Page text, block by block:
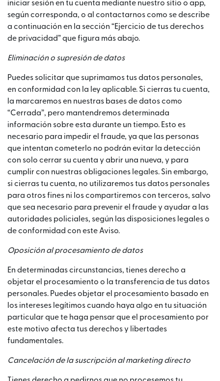
iniciar sesión en tu cuenta mediante nuestro sitio o app,
según corresponda, o al contactarnos como se describe
a continuación en la sección “Ejercicio de tus derechos
de privacidad” que figura más abajo.
Eliminación o supresión de datos
Puedes solicitar que suprimamos tus datos personales,
en conformidad con la ley aplicable. Si cierras tu cuenta,
la marcaremos en nuestras bases de datos como
“Cerrada”, pero mantendremos determinada
información sobre esta durante un tiempo. Esto es
necesario para impedir el fraude, ya que las personas
que intentan cometerlo no podrán evitar la detección
con solo cerrar su cuenta y abrir una nueva, y para
cumplir con nuestras obligaciones legales. Sin embargo,
si cierras tu cuenta, no utilizaremos tus datos personales
para otros fines ni los compartiremos con terceros, salvo
que sea necesario para prevenir el fraude y ayudar a las
autoridades policiales, según las disposiciones legales o
de conformidad con este Aviso.
Oposición al procesamiento de datos
En determinadas circunstancias, tienes derecho a
objetar el procesamiento o la transferencia de tus datos
personales. Puedes objetar el procesamiento basado en
los intereses legítimos cuando haya algo en tu situación
particular que te haga pensar que el procesamiento por
este motivo afecta tus derechos y libertades
fundamentales.
Cancelación de la suscripción al marketing directo